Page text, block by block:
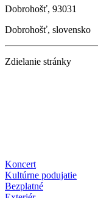
Dobrohošť, 93031
Dobrohošť, slovensko
Zdielanie stránky
Koncert
Kultúrne podujatie
Bezplatné